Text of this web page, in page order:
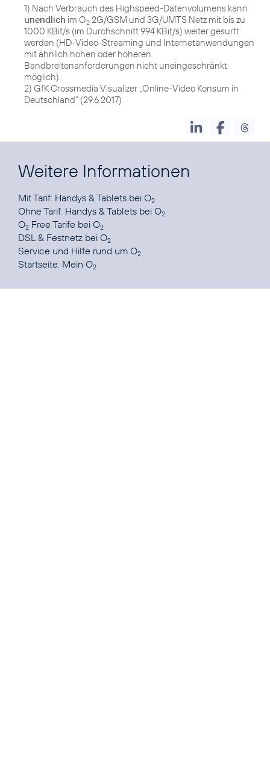
1) Nach Verbrauch des Highspeed-Datenvolumens kann
unendlich im O2 2G/GSM und 3G/UMTS Netz mit bis zu
1000 KBit/s (im Durchschnitt 994 KBit/s) weiter gesurft
werden (HD-Video-Streaming und Internetanwendungen
mit ähnlich hohen oder höheren
Bandbreitenanforderungen nicht uneingeschränkt
möglich).
2) GfK Crossmedia Visualizer „Online-Video Konsum in
Deutschland“ (29.6.2017)
Weitere Informationen
Mit Tarif: Handys & Tablets bei O2
Ohne Tarif: Handys & Tablets bei O2
O2 Free Tarife bei O2
DSL & Festnetz bei O2
Service und Hilfe rund um O2
Startseite: Mein O2